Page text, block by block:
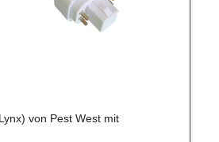
von Pest West mit